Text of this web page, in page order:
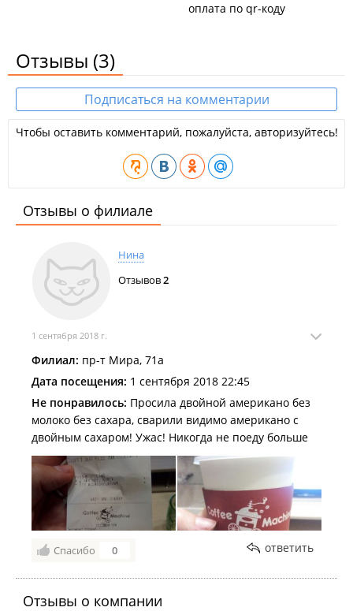
оплата по qr-коду
Отзывы (3)
Подписаться на комментарии
Чтобы оставить комментарий, пожалуйста, авторизуйтесь!
Отзывы о филиале
Нина
Отзывов2
1 сентября 2018 г.
Филиал: пр-т Мира, 71а
Дата посещения: 1 сентября 2018 22:45
Не понравилось: Просила двойной американо без
молоко без сахара, сварили видимо американо с
двойным сахаром! Ужас! Никогда не поеду больше
Спасибо 0 ответить
Отзывы о компании